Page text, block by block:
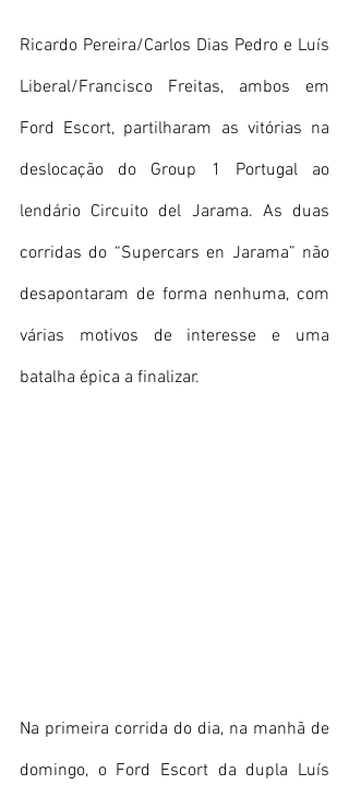
Ricardo Pereira/Carlos Dias Pedro e Luís
Liberal/Francisco Freitas, ambos em
Ford Escort, partilharam as vitórias na
deslocação do Group 1 Portugal ao
lendário Circuito del Jarama. As duas
corridas do “Supercars en Jarama” não
desapontaram de forma nenhuma, com
várias motivos de interesse e uma
batalha épica a finalizar.
Na primeira corrida do dia, na manhã de
domingo, o Ford Escort da dupla Luís